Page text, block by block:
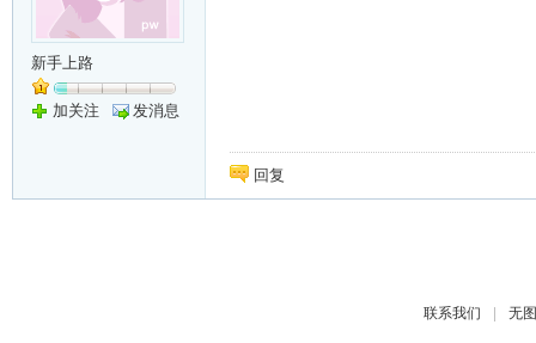
新手上路
加关注 发消息
回复
联系我们 | 无